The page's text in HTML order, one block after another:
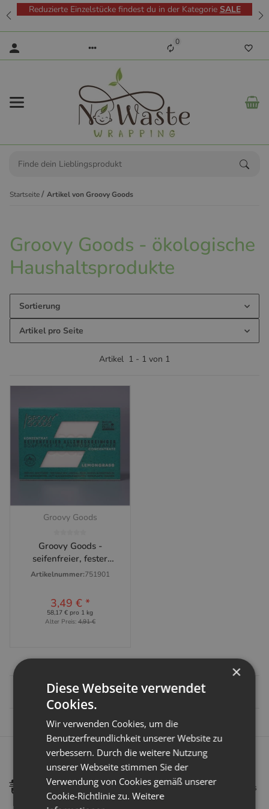
Reduzierte Einzelstücke findest du in der Kategorie SALE
0
Startseite Artikel von Groovy Goods
Groovy Goods - ökologische
Haushaltsprodukte
Sortierung
Artikel pro Seite
Artikel 1 - 1 von 1
Groovy Goods
Groovy Goods -
seifenfreier, fester
Allzweckreiniger
Artikelnummer:751901
3,49 € *
58,17 € pro 1 kg
Alter Preis: 4,91 €
Artikel1- 1von1
Schnelle Lieferung:
sicheren Versand garantieren. Bestellungen welche uns bis
14:00 Uhr erreichen, werden in der Regel am selben Tag
×
Diese Webseite verwendet
Cookies.
Wir verwenden Cookies, um die
Benutzerfreundlichkeit unserer Website zu
verbessern. Durch die weitere Nutzung
unserer Webseite stimmen Sie der
Verwendung von Cookies gemäß unserer
Cookie-Richtlinie zu.Weitere